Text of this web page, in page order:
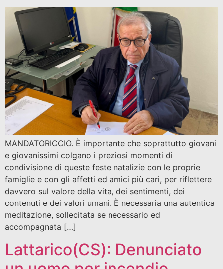
MANDATORICCIO. È importante che soprattutto giovani
e giovanissimi colgano i preziosi momenti di
condivisione di queste feste natalizie con le proprie
famiglie e con gli affetti ed amici più cari, per riflettere
davvero sul valore della vita, dei sentimenti, dei
contenuti e dei valori umani. È necessaria una autentica
meditazione, sollecitata se necessario ed
accompagnata […]
Lattarico(CS): Denunciato